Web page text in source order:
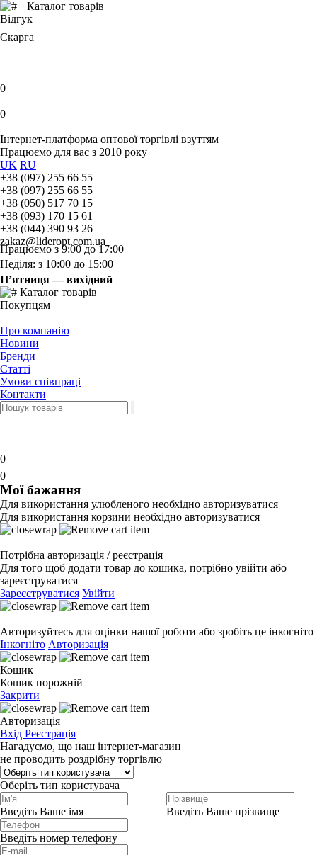
Каталог товарів
Відгук
Скарга
0
0
Інтернет-платформа оптової торгівлі взуттям
Працюємо для вас з 2010 року
UK RU
+38 (097) 255 66 55
+38 (097) 255 66 55
+38 (050) 517 70 15
+38 (093) 170 15 61
+38 (044) 390 93 26
zakaz@lideropt.com.ua
Працюємо з 9:00 до 17:00
Неділя: з 10:00 до 15:00
П’ятниця — вихідний
Каталог товарів
Покупцям
Про компанію
Новини
Бренди
Статті
Умови співпраці
Контакти
0
0
Мої бажання
Для використання улюбленого необхідно авторизуватися
Для використання корзини необхідно авторизуватися
Потрібна авторизація / реєстрація
Для того щоб додати товар до кошика, потрібно увійти або
зареєструватися
Зареєструватися Увійти
Авторизуйтесь для оцінки нашої роботи або зробіть це інкогніто
Інкогніто Авторизація
Кошик
Кошик порожній
Закрити
Авторизація
Вхід Реєстрація
Нагадуємо, що наш інтернет-магазин
не проводить роздрібну торгівлю
Оберіть тип користувача
Введіть Ваше імя Введіть Ваше прізвище
Введіть номер телефону